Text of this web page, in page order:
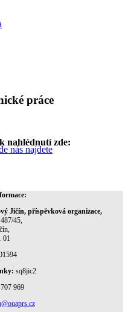
nás najdete
práce
nahlédnutí zde:
Jičín, příspěvková organizace,
45,
01
sq8jic2
969